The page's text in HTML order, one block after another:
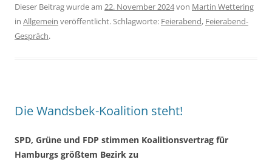
Dieser Beitrag wurde am 22. November 2024von Martin Wettering
in Allgemein veröffentlicht. Schlagworte: Feierabend, Feierabend-
Gespräch.
Die Wandsbek-Koalition steht!
SPD, Grüne und FDP stimmen Koalitionsvertrag für
Hamburgs größtem Bezirk zu